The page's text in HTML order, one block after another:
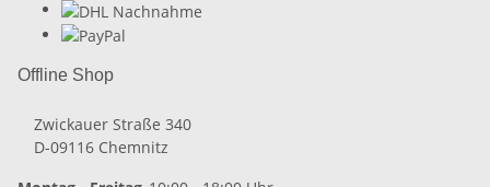
Offline Shop
Zwickauer Straße 340
D-09116 Chemnitz